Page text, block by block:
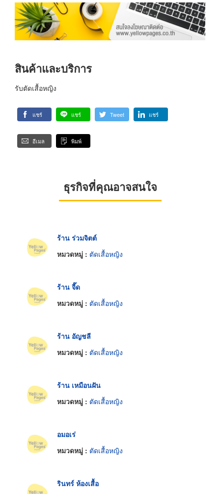
สินค้าและบริการ
รับตัดเสื้อหญิง
แชร์ แชร์ Tweet แชร์
อีเมล พิมพ์
ธุรกิจที่คุณอาจสนใจ
ร้าน ร่วมจิตต์
หมวดหมู่ : ตัดเสื้อหญิง
ร้าน จี๊ด
หมวดหมู่ : ตัดเสื้อหญิง
ร้าน อัญชลี
หมวดหมู่ : ตัดเสื้อหญิง
ร้าน เหมือนฝัน
หมวดหมู่ : ตัดเสื้อหญิง
อมอเร่
หมวดหมู่ : ตัดเสื้อหญิง
รินทร์ ห้องเสื้อ